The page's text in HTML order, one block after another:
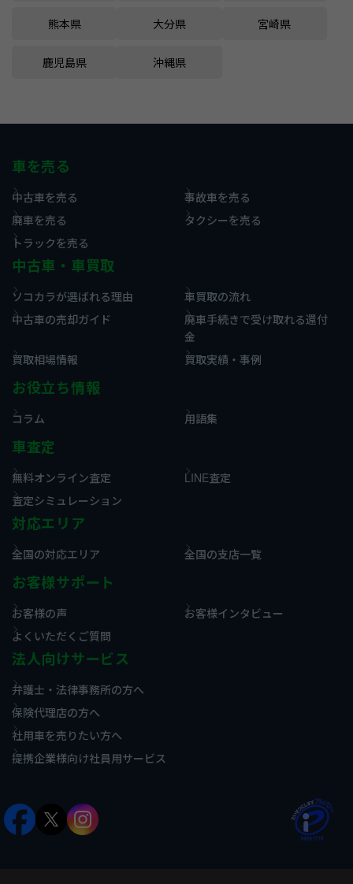
熊本県 大分県 宮崎県
鹿児島県 沖縄県
車を売る
中古車を売る
事故車を売る
廃車を売る
タクシーを売る
トラックを売る
中古車・車買取
ソコカラが選ばれる理由
車買取の流れ
中古車の売却ガイド
廃車手続きで受け取れる還付
金
買取相場情報
買取実績・事例
お役立ち情報
コラム 用語集
車査定
無料オンライン査定
LINE査定
査定シミュレーション
対応エリア
全国の対応エリア 全国の支店一覧
お客様サポート
お客様の声
お客様インタビュー
よくいただくご質問
法人向けサービス
弁護士・法律事務所の方へ
保険代理店の方へ
社用車を売りたい方へ
提携企業様向け社員用サービス